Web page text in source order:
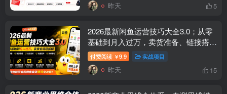
昨天 5
2026最新闲鱼运营技巧大全3.0；从零
基础到月入过万，卖货准备、链接搭建
到选品定价全拆解
付费阅读 ￥9.9 实战项目
昨天 15